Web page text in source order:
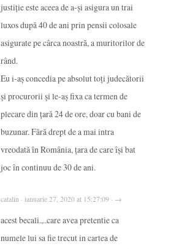
justiție este aceea de a-și asigura un trai
luxos după 40 de ani prin pensii colosale
asigurate pe cârca noastră, a muritorilor de
rând.
Eu i-aș concedia pe absolut toți judecătorii
și procurorii și le-aș fixa ca termen de
plecare din țară 24 de ore, doar cu bani de
buzunar. Fără drept de a mai intra
vreodată în România, țara de care își bat
joc în continuu de 30 de ani.
catalin · ianuarie 27, 2020 at 15:27:09 · →
acest becali.,..care avea pretentie ca
numele lui sa fie trecut in cartea de